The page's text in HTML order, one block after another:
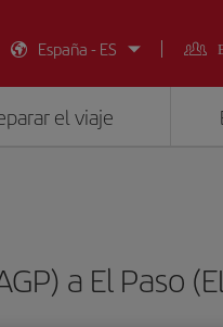
España - ES
el viaje
a El Paso